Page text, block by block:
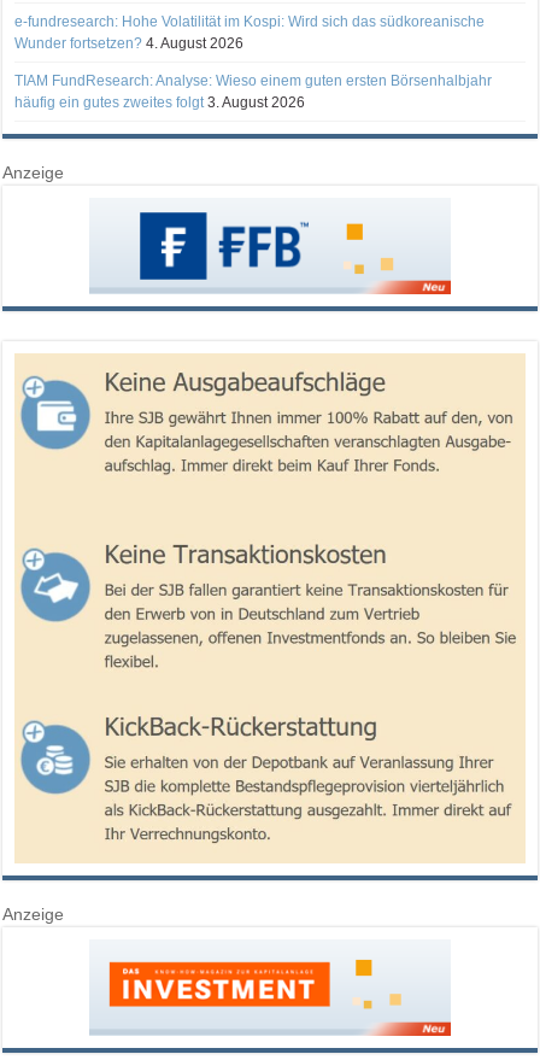
e-fundresearch: Hohe Volatilität im Kospi: Wird sich das südkoreanische
Wunder fortsetzen? 4. August 2026
TIAM FundResearch: Analyse: Wieso einem guten ersten Börsenhalbjahr
häufig ein gutes zweites folgt 3. August 2026
Anzeige
Anzeige